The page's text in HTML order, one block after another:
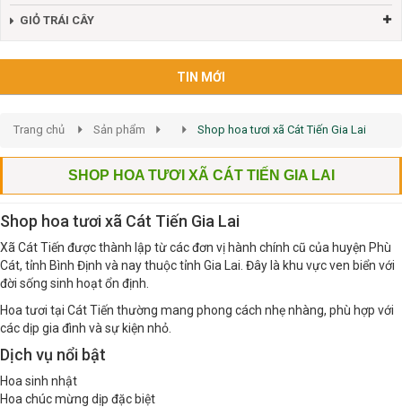
GIỎ TRÁI CÂY
TIN MỚI
Trang chủ Sản phẩm Shop hoa tươi xã Cát Tiến Gia Lai
SHOP HOA TƯƠI XÃ CÁT TIẾN GIA LAI
Shop hoa tươi xã Cát Tiến Gia Lai
Xã Cát Tiến được thành lập từ các đơn vị hành chính cũ của huyện Phù
Cát, tỉnh Bình Định và nay thuộc tỉnh Gia Lai. Đây là khu vực ven biển với
đời sống sinh hoạt ổn định.
Hoa tươi tại Cát Tiến thường mang phong cách nhẹ nhàng, phù hợp với
các dịp gia đình và sự kiện nhỏ.
Dịch vụ nổi bật
Hoa sinh nhật
Hoa chúc mừng dịp đặc biệt